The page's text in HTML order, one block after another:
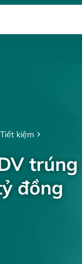
Tiết kiệm
đồng